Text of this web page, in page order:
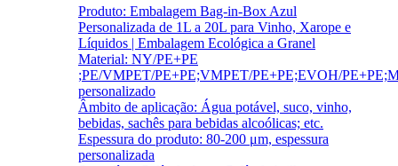
Produto: Embalagem Bag-in-Box Azul
Personalizada de 1L a 20L para Vinho, Xarope e
Líquidos | Embalagem Ecológica a Granel
Material: NY/PE+PE
;PE/VMPET/PE+PE;VMPET/PE+PE;EVOH/
personalizado
Âmbito de aplicação: Água potável, suco, vinho,
bebidas, sachês para bebidas alcoólicas; etc.
Espessura do produto: 80-200 μm, espessura
personalizada